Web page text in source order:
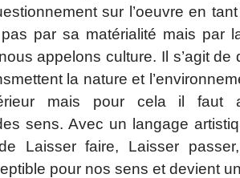
sur l’oeuvre en
par sa matérialité mais par
appelons culture. Il s’agit de
la nature et
mais pour cela il faut
sens. Avec un langage
Laisser faire, Laisser
pour nos sens et devient